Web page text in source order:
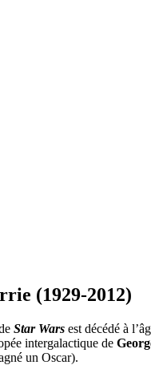
(1929-2012)
Star Wars est décédé à
intergalactique de
un Oscar).